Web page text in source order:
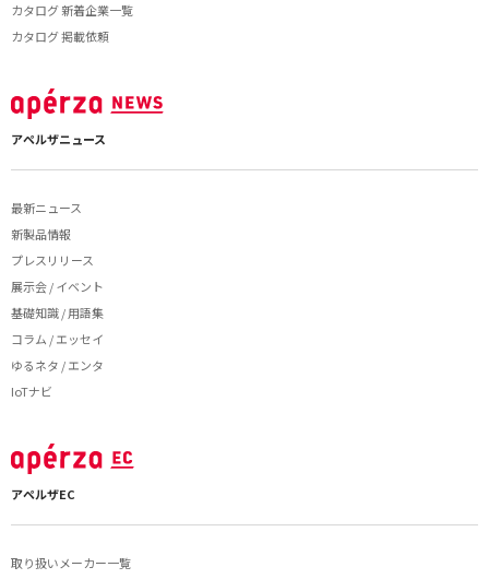
カタログ 新着企業一覧
カタログ 掲載依頼
アペルザニュース
最新ニュース
新製品情報
プレスリリース
展示会 / イベント
基礎知識 / 用語集
コラム / エッセイ
ゆるネタ / エンタ
IoTナビ
アペルザEC
取り扱いメーカー一覧